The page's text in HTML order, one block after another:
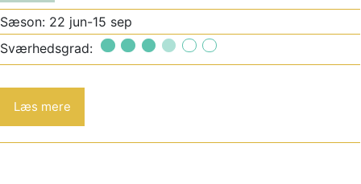
Sæson: 22 jun-15 sep
Sværhedsgrad:
Læs mere